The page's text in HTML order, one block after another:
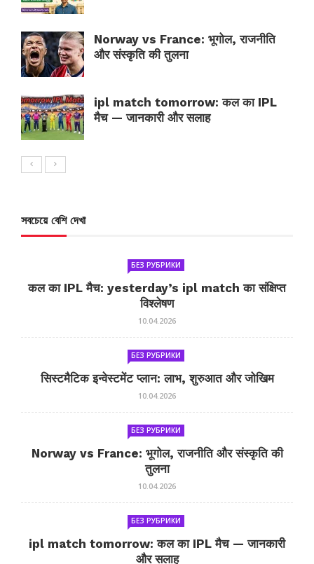
Norway vs France: भूगोल, राजनीति
और संस्कृति की तुलना
ipl match tomorrow: कल का IPL
मैच — जानकारी और सलाह
সবচেয়ে বেশি দেখা
БЕЗ РУБРИКИ
कल का IPL मैच: yesterday’s ipl match का संक्षिप्त
विश्लेषण
10.04.2026
БЕЗ РУБРИКИ
सिस्टमैटिक इन्वेस्टमेंट प्लान: लाभ, शुरुआत और जोखिम
10.04.2026
БЕЗ РУБРИКИ
Norway vs France: भूगोल, राजनीति और संस्कृति की
तुलना
10.04.2026
БЕЗ РУБРИКИ
ipl match tomorrow: कल का IPL मैच — जानकारी
और सलाह